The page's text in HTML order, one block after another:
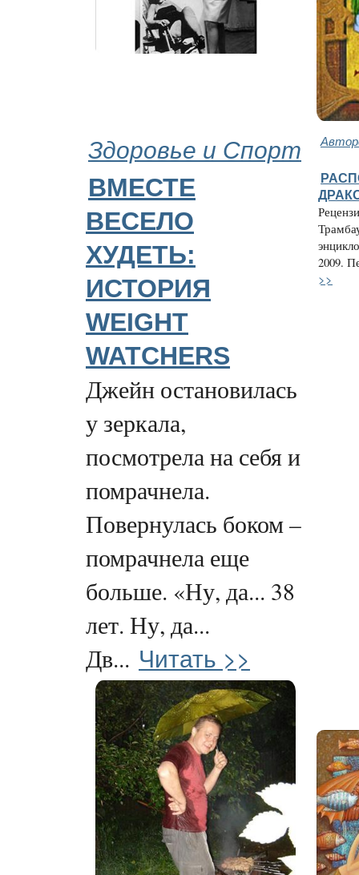
Здоровье и Спорт
ВМЕСТЕ
ВЕСЕЛО
ХУДЕТЬ:
ИСТОРИЯ
WEIGHT
WATCHERS
Джейн остановилась
у зеркала,
посмотрела на себя и
помрачнела.
Повернулась боком –
помрачнела еще
больше. «Ну, да... 38
лет. Ну, да...
Дв... Читать >>
2009.
>>